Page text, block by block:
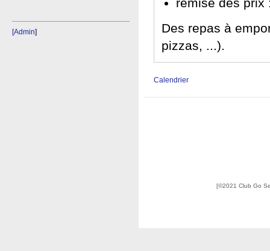
[Admin]
Des repas à
pizzas, ...).
Calendrier
[©2021 Club Go